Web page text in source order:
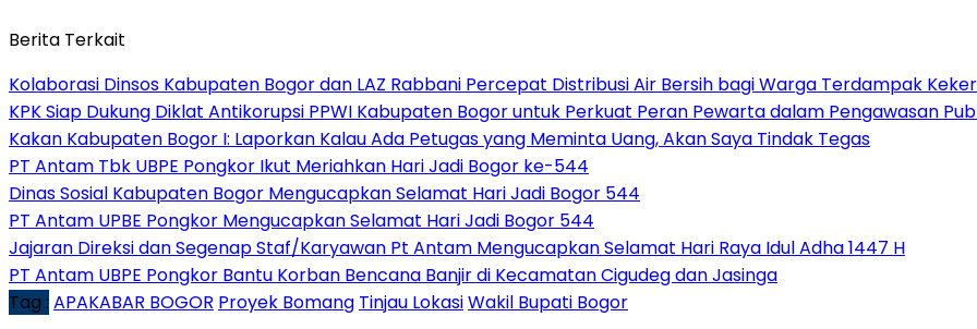
Berita Terkait
Kolaborasi Dinsos Kabupaten Bogor dan LAZ Rabbani Percepat Distribusi Air Bersih bagi Warga Terdampak
KPK Siap Dukung Diklat Antikorupsi PPWI Kabupaten Bogor untuk Perkuat Peran Pewarta dalam Pengawasan
Kakan Kabupaten Bogor I: Laporkan Kalau Ada Petugas yang Meminta Uang, Akan Saya Tindak Tegas
PT Antam Tbk UBPE Pongkor Ikut Meriahkan Hari Jadi Bogor ke-544
Dinas Sosial Kabupaten Bogor Mengucapkan Selamat Hari Jadi Bogor 544
PT Antam UPBE Pongkor Mengucapkan Selamat Hari Jadi Bogor 544
Jajaran Direksi dan Segenap Staf/Karyawan Pt Antam Mengucapkan Selamat Hari Raya Idul Adha 1447 H
PT Antam UBPE Pongkor Bantu Korban Bencana Banjir di Kecamatan Cigudeg dan Jasinga
Tag : APAKABAR BOGOR Proyek Bomang Tinjau LokasiWakil Bupati Bogor